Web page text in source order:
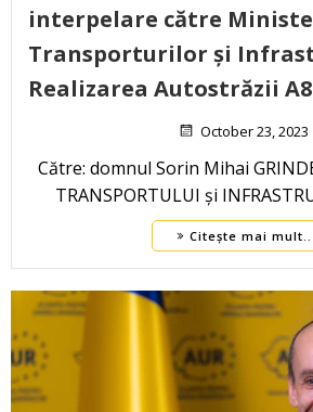
interpelare către
Transporturilor și
Realizarea Autostrăzii A8
October 23, 2023
Către: domnul Sorin Mihai
TRANSPORTULUI și
Citește mai mult..